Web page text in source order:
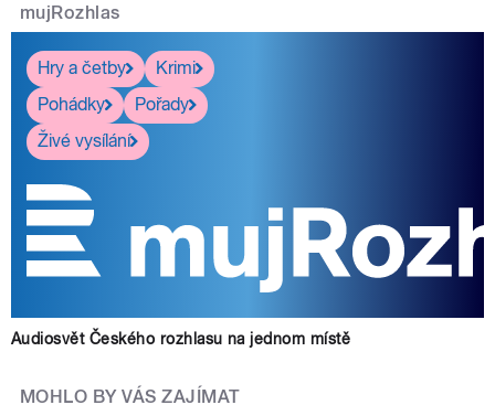
mujRozhlas
Hry a četby
Krimi
Pohádky
Pořady
Živé vysílání
Audiosvět Českého rozhlasu na jednom místě
MOHLO BY VÁS ZAJÍMAT